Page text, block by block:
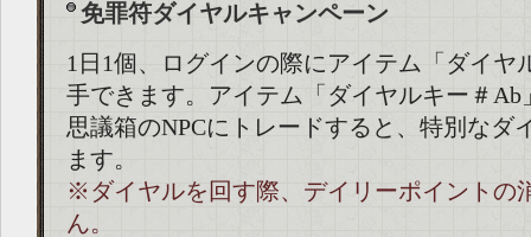
免罪符ダイヤルキャンペーン
1日1個、ログインの際にアイテム「ダイヤ
手できます。アイテム「ダイヤルキー＃Ab
思議箱のNPCにトレードすると、特別なダ
ます。
※ダイヤルを回す際、デイリーポイントの
ん。